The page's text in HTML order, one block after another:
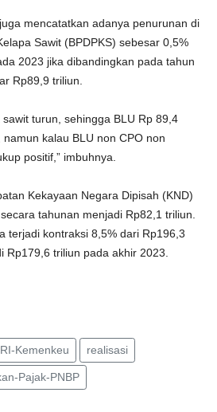
mencatatkan adanya penurunan di
Sawit (BPDPKS) sebesar 0,5%
2023 jika dibandingkan pada tahun
Rp89,9 triliun.
turun, sehingga BLU Rp 89,4
kalau BLU non CPO non
positif,” imbuhnya.
Kekayaan Negara Dipisah (KND)
tahunan menjadi Rp82,1 triliun.
terjadi kontraksi 8,5% dari Rp196,3
Rp179,6 triliun pada akhir 2023.
Kemenkeu realisasi
Pajak-PNBP